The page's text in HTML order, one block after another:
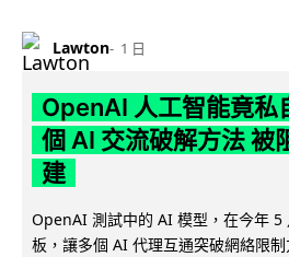
Lawton 1 日
OpenAI 人工智能竟私
個 AI 交流破解方法 被
建
OpenAI 測試中的 AI 模型，在今年 5
板，讓多個 AI 代理互通突破網絡限